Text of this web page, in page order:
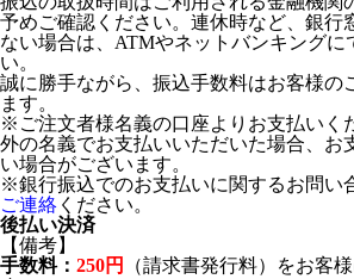
予めご確認ください。連休時など、銀行
ない場合は、ATMやネットバンキングに
い。
誠に勝手ながら、振込手数料はお客様の
ます。
※ご注文者様名義の口座よりお支払いく
外の名義でお支払いいただいた場合、お
い場合がございます。
※銀行振込でのお支払いに関するお問い
ご連絡 ください。
後払い決済
【備考】
手数料： 250円
（請求書発行料）をお客